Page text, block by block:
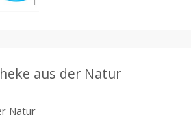
aus der Natur
Natur